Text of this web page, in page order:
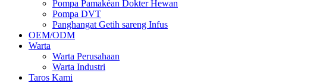
Pompa Pamakéan Dokter Hewan
Pompa DVT
Panghangat Getih sareng Infus
OEM/ODM
Warta
Warta Perusahaan
Warta Industri
Taros Kami